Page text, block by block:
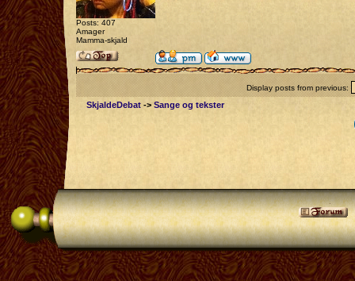
Posts: 407
Amager
Mamma-skjald
Display posts from previous:
SkjaldeDebat -> Sange og tekster